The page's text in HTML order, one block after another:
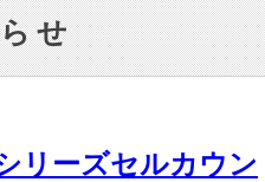
せ
リーズセルカウン